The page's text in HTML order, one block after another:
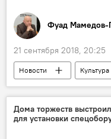
Фуад Мамедов-
21 сентября 2018, 20:25
Новости Культура
Колумнисты
Дома торжеств
для установки